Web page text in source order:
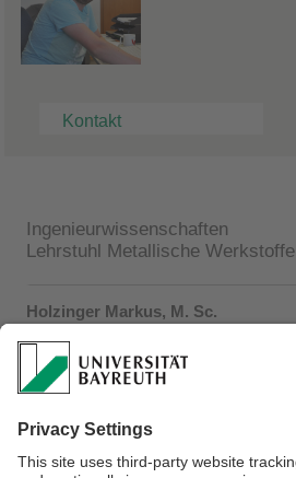
Kontakt
Ingenieurwissenschaften
Lehrstuhl Metallische Werkstoffe
Holzinger Markus, M. Sc.
Doktorand
TAO-Gebäude, Zi. 1.01.04